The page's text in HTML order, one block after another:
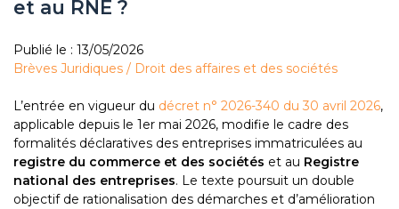
et au RNE ?
Publié le : 13/05/2026
Brèves Juridiques / Droit des affaires et des sociétés
L’entrée en vigueur du décret n° 2026-340 du 30 avril 2026,
applicable depuis le 1er mai 2026, modifie le cadre des
formalités déclaratives des entreprises immatriculées au
registre du commerce et des sociétés et au Registre
national des entreprises. Le texte poursuit un double
objectif de rationalisation des démarches et d’amélioration